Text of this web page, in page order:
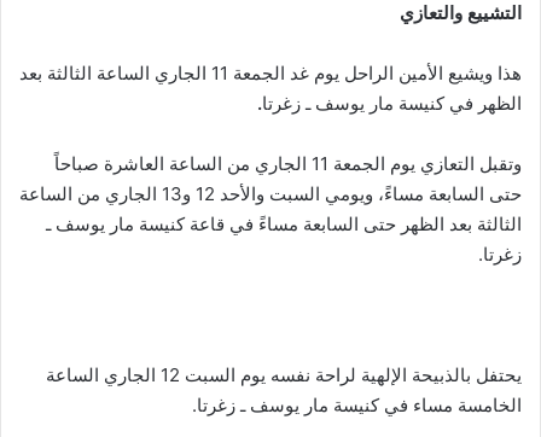
التشييع والتعازي
هذا ويشيع الأمين الراحل يوم غد الجمعة 11 الجاري الساعة الثالثة بعد
الظهر في كنيسة مار يوسف ـ زغرتا.
وتقبل التعازي يوم الجمعة 11 الجاري من الساعة العاشرة صباحاً
حتى السابعة مساءً، ويومي السبت والأحد 12 و13 الجاري من الساعة
الثالثة بعد الظهر حتى السابعة مساءً في قاعة كنيسة مار يوسف ـ
زغرتا.
يحتفل بالذبيحة الإلهية لراحة نفسه يوم السبت 12 الجاري الساعة
الخامسة مساء في كنيسة مار يوسف ـ زغرتا.